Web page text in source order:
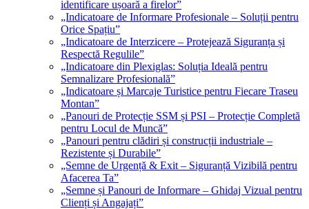
identificare ușoară a firelor”
„Indicatoare de Informare Profesionale – Soluții pentru
Orice Spațiu”
„Indicatoare de Interzicere – Protejează Siguranța și
Respectă Regulile”
„Indicatoare din Plexiglas: Soluția Ideală pentru
Semnalizare Profesională”
„Indicatoare și Marcaje Turistice pentru Fiecare Traseu
Montan”
„Panouri de Protecție SSM și PSI – Protecție Completă
pentru Locul de Muncă”
„Panouri pentru clădiri și construcții industriale –
Rezistente și Durabile”
„Semne de Urgență & Exit – Siguranță Vizibilă pentru
Afacerea Ta”
„Semne și Panouri de Informare – Ghidaj Vizual pentru
Clienți și Angajați”